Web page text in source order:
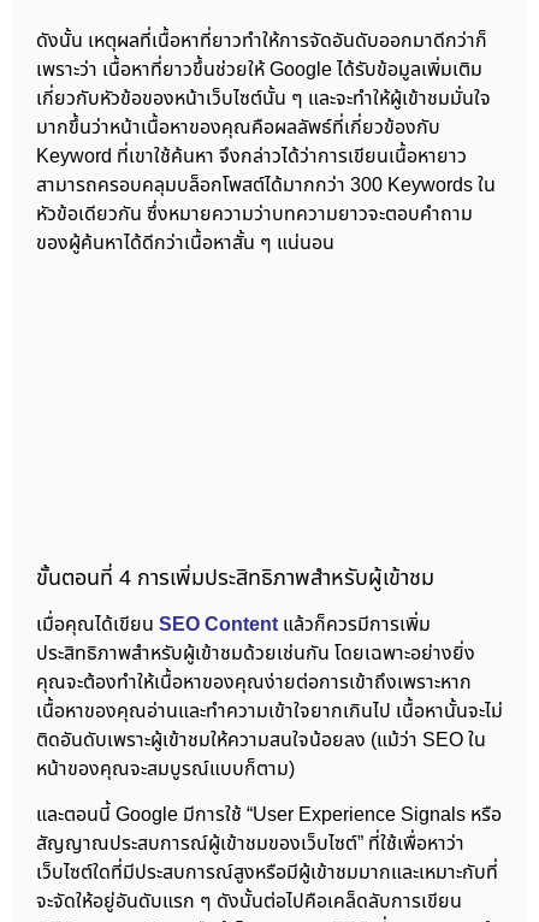
ดังนั้น เหตุผลที่เนื้อหาที่ยาวทำให้การจัดอันดับออกมาดีกว่าก็
เพราะว่า เนื้อหาที่ยาวขึ้นช่วยให้ Google ได้รับข้อมูลเพิ่มเติม
เกี่ยวกับหัวข้อของหน้าเว็บไซต์นั้น ๆ และจะทำให้ผู้เข้าชมมั่นใจ
มากขึ้นว่าหน้าเนื้อหาของคุณคือผลลัพธ์ที่เกี่ยวข้องกับ
Keyword ที่เขาใช้ค้นหา จึงกล่าวได้ว่าการเขียนเนื้อหายาว
สามารถครอบคลุมบล็อกโพสต์ได้มากกว่า 300 Keywords ใน
หัวข้อเดียวกัน ซึ่งหมายความว่าบทความยาวจะตอบคําถาม
ของผู้ค้นหาได้ดีกว่าเนื้อหาสั้น ๆ แน่นอน
ขั้นตอนที่ 4 การเพิ่มประสิทธิภาพสำหรับผู้เข้าชม
เมื่อคุณได้เขียน SEO Content แล้วก็ควรมีการเพิ่ม
ประสิทธิภาพสำหรับผู้เข้าชมด้วยเช่นกัน โดยเฉพาะอย่างยิ่ง
คุณจะต้องทำให้เนื้อหาของคุณง่ายต่อการเข้าถึงเพราะหาก
เนื้อหาของคุณอ่านและทำความเข้าใจยากเกินไป เนื้อหานั้นจะไม่
ติดอันดับเพราะผู้เข้าชมให้ความสนใจน้อยลง (แม้ว่า SEO ใน
หน้าของคุณจะสมบูรณ์แบบก็ตาม)
และตอนนี้ Google มีการใช้ “User Experience Signals หรือ
สัญญาณประสบการณ์ผู้เข้าชมของเว็บไซต์” ที่ใช้เพื่อหาว่า
เว็บไซต์ใดที่มีประสบการณ์สูงหรือมีผู้เข้าชมมากและเหมาะกับที่
จะจัดให้อยู่อันดับแรก ๆ ดังนั้นต่อไปคือเคล็ดลับการเขียน